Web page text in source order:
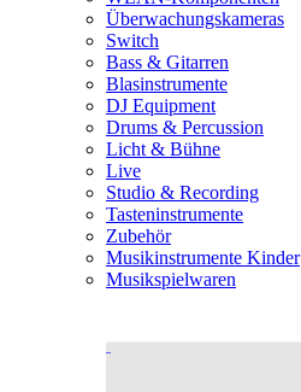
Überwachungskameras
Switch
Bass & Gitarren
Blasinstrumente
DJ Equipment
Drums & Percussion
Licht & Bühne
Live
Studio & Recording
Tasteninstrumente
Zubehör
Musikinstrumente Kinder
Musikspielwaren